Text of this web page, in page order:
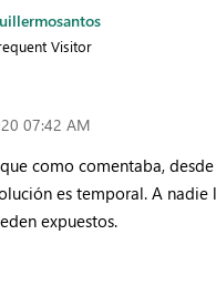
Visitor
07:42 AM
como comentaba,
es temporal. A nadie
expuestos.